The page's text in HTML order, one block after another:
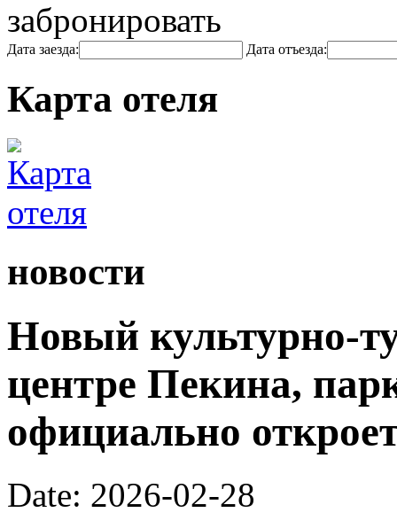
забронировать
Дата заезда: Дата отъезда:
Карта отеля
новости
Новый культурно-
центре Пекина,
официально
Date: 2026-02-28